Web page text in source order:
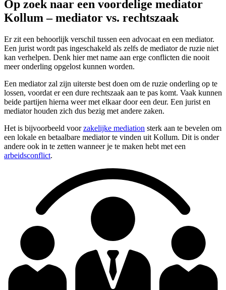
Op zoek naar een voordelige mediator
Kollum – mediator vs. rechtszaak
Er zit een behoorlijk verschil tussen een advocaat en een mediator.
Een jurist wordt pas ingeschakeld als zelfs de mediator de ruzie niet
kan verhelpen. Denk hier met name aan erge conflicten die nooit
meer onderling opgelost kunnen worden.
Een mediator zal zijn uiterste best doen om de ruzie onderling op te
lossen, voordat er een dure rechtszaak aan te pas komt. Vaak kunnen
beide partijen hierna weer met elkaar door een deur. Een jurist en
mediator houden zich dus bezig met andere zaken.
Het is bijvoorbeeld voorzakelijke mediation sterk aan te bevelen om
een lokale en betaalbare mediator te vinden uit Kollum. Dit is onder
andere ook in te zetten wanneer je te maken hebt met een
arbeidsconflict.